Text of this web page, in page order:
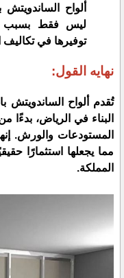
ألواح
ليس فقط بسبب
توفيرها في تكاليف
نهايه القول:
​تُقدم ألواح الساندويتش
البناء في الرياض، بدءًا
المستودعات والورش.
مما يجعلها استثمارًا
المملكة.